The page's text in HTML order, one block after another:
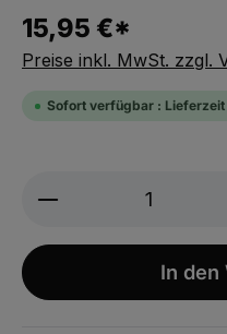
15,95 €*
Preise inkl. MwSt. zzgl.
Sofort verfügbar : Lieferzeit
Produkt
In den